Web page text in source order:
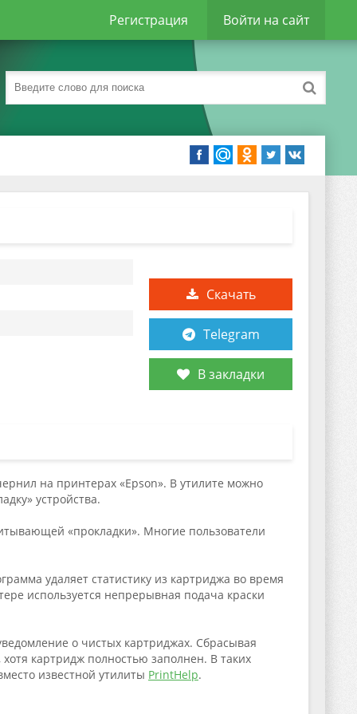
Регистрация Войти на сайт
Скачать
Telegram
В закладки
на принтерах «Epson». В утилите можно
устройства.
«прокладки». Многие пользователи
удаляет статистику из картриджа во время
используется непрерывная подача краски
о чистых картриджах. Сбрасывая
картридж полностью заполнен. В таких
известной утилиты PrintHelp.